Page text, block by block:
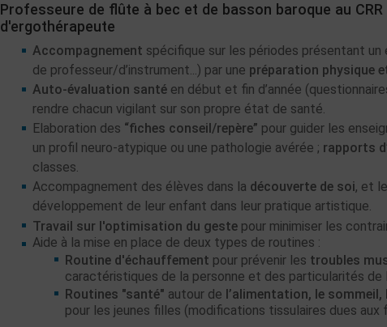
Professeure de flûte à bec et de basson baroque au
d'ergothérapeute
Accompagnement spécifique sur les périodes présentant
de professeur/d’instrument...) par une préparation physique
Auto-évaluation santé en début et fin d’année
rendre chacun vigilant sur son propre état de santé.
Elaboration des “fiches conseil/repère” pour guider les
un profil neuro-atypique ou une pathologie avérée ; rapports
classes.
Accompagnement des élèves dans la découverte de soi, et
développement de leur enfant dans leur pratique artistique.
Travail sur l'optimisation du geste pour minimiser les
Aide à la mise en place de deux types de routines :
Routine d'échauffement pour prévenir les troubles
caractéristiques de la personne et des particularités de
Routines "santé" autour de l’alimentation, le
pour les jeunes filles (modifications tissulaires dues